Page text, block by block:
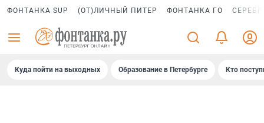
ФОНТАНКА SUP (ОТ)ЛИЧНЫЙ ПИТЕР ФОНТАНКА ГО
Куда пойти на выходных Образование в Петербурге Кто